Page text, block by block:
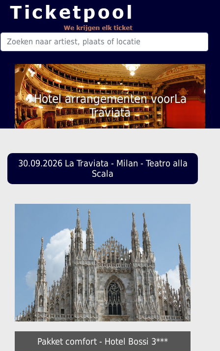
Hotel arrangementen voorLa
Traviata
30.09.2026 La Traviata - Milan - Teatro alla
Scala
Pakket comfort - Hotel Bossi 3***